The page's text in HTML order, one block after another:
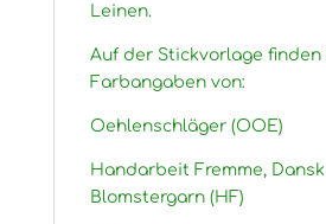
Leinen.
Auf der Stickvorlage finden
Farbangaben von:
Oehlenschläger (OOE)
Handarbeit Fremme, Dansk
Blomstergarn (HF)